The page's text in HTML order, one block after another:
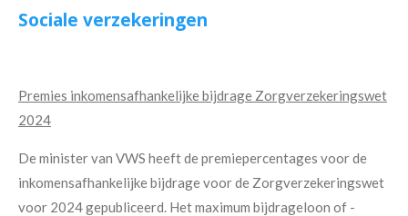
Sociale verzekeringen
Premies inkomensafhankelijke bijdrage Zorgverzekeringswet
2024
De minister van VWS heeft de premiepercentages voor de
inkomensafhankelijke bijdrage voor de Zorgverzekeringswet
voor 2024 gepubliceerd. Het maximum bijdrageloon of -